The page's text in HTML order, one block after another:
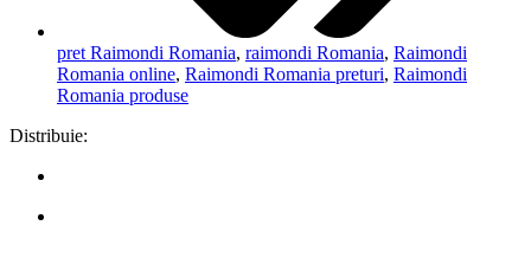
pret Raimondi Romania, raimondi Romania, Raimondi
Romania online, Raimondi Romania preturi, Raimondi
Romania produse
Distribuie: